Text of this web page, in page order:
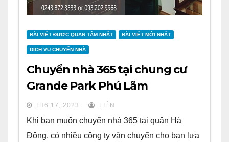
BÀI VIẾT ĐƯỢC QUAN TÂM NHẤT BÀI VIẾT MỚI NHẤT
DỊCH VỤ CHUYỂN NHÀ
Chuyển nhà 365 tại chung cư
Grande Park Phú Lãm
TH6 17, 2023 LIÊN
Khi bạn muốn chuyển nhà 365 tại quận Hà
Đông, có nhiều công ty vận chuyển cho bạn lựa